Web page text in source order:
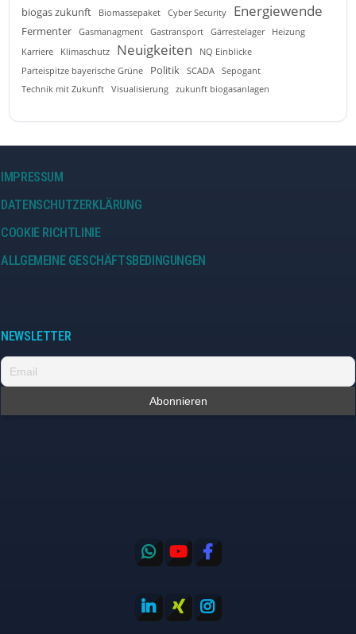
biogas zukunft Biomassepaket Cyber Security Energiewende
Fermenter Gasmanagment Gastransport Gärrestelager
Heizung
Karriere
Klimaschutz Neuigkeiten
NQ Einblicke
Parteispitze bayerische Grüne
Politik SCADA
Sepogant
Technik mit Zukunft
Visualisierung zukunft biogasanlagen
IMPRESSUM
DATENSCHUTZERKLÄRUNG
COOKIE RICHTLINIE
ALLGEMEINE GESCHÄFTSBEDINGUNGEN
NEWSLETTER